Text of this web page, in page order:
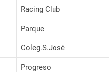
Racing Club
Parque
Coleg.S.José
Progreso